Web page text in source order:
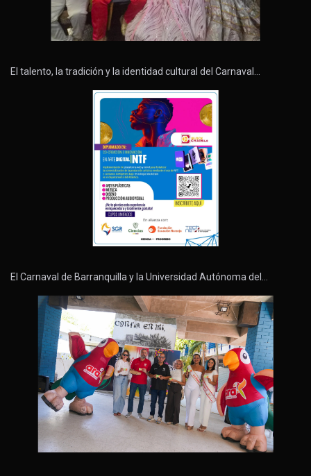
El talento, la tradición y la identidad cultural del Carnaval…
El Carnaval de Barranquilla y la Universidad Autónoma del…